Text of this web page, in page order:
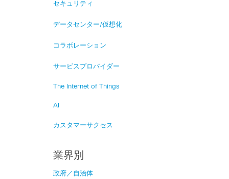
セキュリティ
データセンター/仮想化
コラボレーション
サービスプロバイダー
The Internet of Things
AI
カスタマーサクセス
業界別
政府／自治体